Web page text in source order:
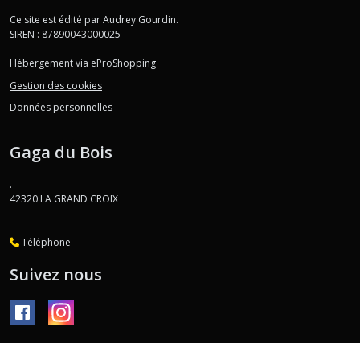
Ce site est édité par Audrey Gourdin.
SIREN : 87890043000025
Hébergement via eProShopping
Gestion des cookies
Données personnelles
Gaga du Bois
.
42320 LA GRAND CROIX
Téléphone
Suivez nous